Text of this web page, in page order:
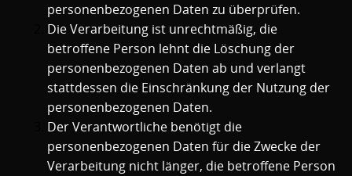
personenbezogenen Daten zu überprüfen.
Die Verarbeitung ist unrechtmäßig, die
betroffene Person lehnt die Löschung der
personenbezogenen Daten ab und verlangt
stattdessen die Einschränkung der Nutzung der
personenbezogenen Daten.
Der Verantwortliche benötigt die
personenbezogenen Daten für die Zwecke der
Verarbeitung nicht länger, die betroffene Person